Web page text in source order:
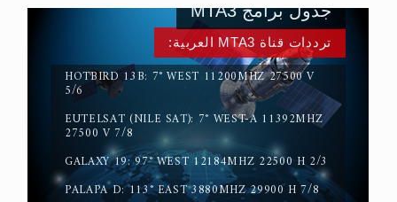
حقيقة المسيح الدجال
ترددات قناة MTA3 العربية:
HOTBIRD 13B: 7° WEST 11200MHZ 27500 V
5/6
EUTELSAT (NILE SAT): 7° WEST-A 11392MHZ
27500 V 7/8
GALAXY 19: 97° WEST 12184MHZ 22500 H 2/3
PALAPA D: 113° EAST 3880MHZ 29900 H 7/8
جدول برامج MTA3